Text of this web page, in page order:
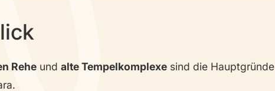
Reheund alte Tempelkomplexesind die Hauptgründe